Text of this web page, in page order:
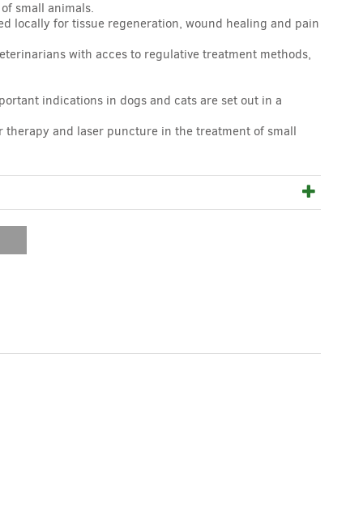
small animals.
locally for tissue regeneration, wound healing and pain
with acces to regulative treatment methods,
indications in dogs and cats are set out in a
therapy and laser puncture in the treatment of small